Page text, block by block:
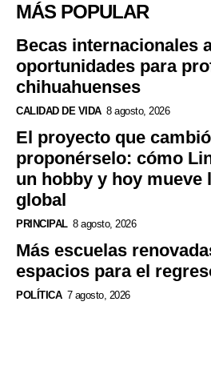
MÁS POPULAR
Becas internacionales
oportunidades para
chihuahuenses
CALIDAD DE VIDA 8 agosto, 2026
El proyecto que
proponérselo: cómo
un hobby y hoy mueve
global
PRINCIPAL 8 agosto, 2026
Más escuelas
espacios para el
POLÍTICA 7 agosto, 2026